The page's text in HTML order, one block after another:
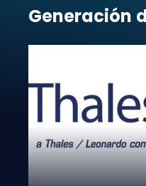
Generación